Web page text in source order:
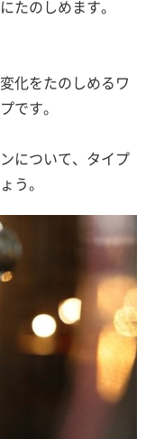
たのしめます。
化をたのしめるワ
です。
について、タイプ
う。